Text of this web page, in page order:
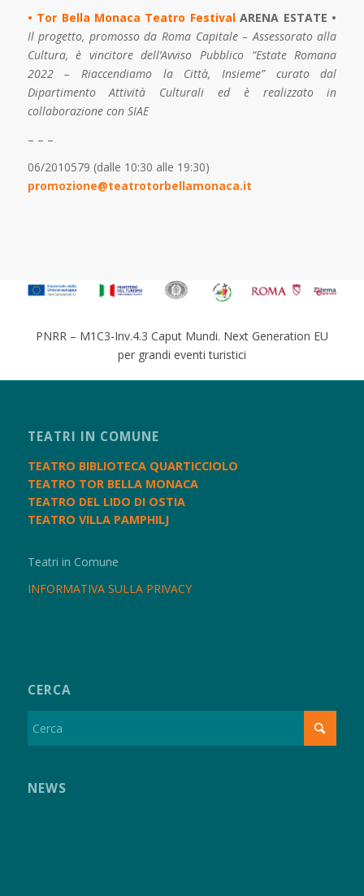
• Tor Bella Monaca Teatro FestivalARENA ESTATE •
Il progetto, promosso da Roma Capitale – Assessorato alla
Cultura, è vincitore dell’Avviso Pubblico “Estate Romana
2022 – Riaccendiamo la Città, Insieme” curato dal
Dipartimento Attività Culturali ed è realizzato in
collaborazione con SIAE
– – –
06/2010579 (dalle 10:30 alle 19:30)
promozione@teatrotorbellamonaca.it
PNRR – M1C3-Inv.4.3 Caput Mundi. Next Generation EU
per grandi eventi turistici
TEATRI IN COMUNE
TEATRO BIBLIOTECA QUARTICCIOLO
TEATRO TOR BELLA MONACA
TEATRO DEL LIDO DI OSTIA
TEATRO VILLA PAMPHILJ
Teatri in Comune
INFORMATIVA SULLA PRIVACY
CERCA
NEWS